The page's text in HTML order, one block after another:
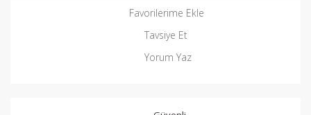
Favorilerime Ekle
Tavsiye Et
Yorum Yaz